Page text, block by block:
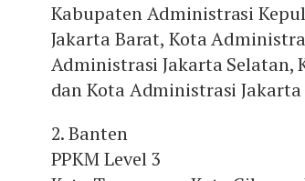
Kabupaten Administrasi
Jakarta Barat, Kota
Administrasi Jakarta Selatan,
dan Kota Administrasi Jakarta
2. Banten
PPKM Level 3